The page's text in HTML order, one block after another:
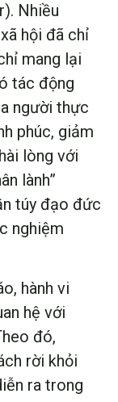
Nhiều
hội đã chỉ
mang lại
tác động
người thực
phúc, giảm
lòng với
lành”
túy đạo đức
nghiệm
hành vi
hệ với
đó,
rời khỏi
ra trong